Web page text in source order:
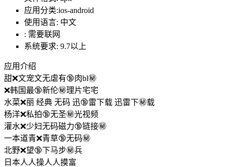
应用分类:ios-android
使用语言: 中文
: 需要联网
系统要求: 9.7以上
应用介绍
甜❌文宠文无虐有🔞肉bl㊙️
❌韩国最🔞新伦㊙️理片宅宅
水菜❌丽 经典 无码 迅🔞雷下载 迅雷下㊙️载
杨洋❌私拍🔞无圣㊙️光视频
灌水❌少妇无码磁力🔞链接㊙️
一本道青❌青草🔞无码㊙️
北野❌望🔞下马步㊙️兵
日本人人操人人摸富